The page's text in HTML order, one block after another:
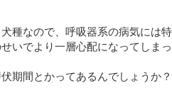
種なので、呼吸器系の病気には
いでより一層心配になってしまっ
期間とかってあるんでしょうか